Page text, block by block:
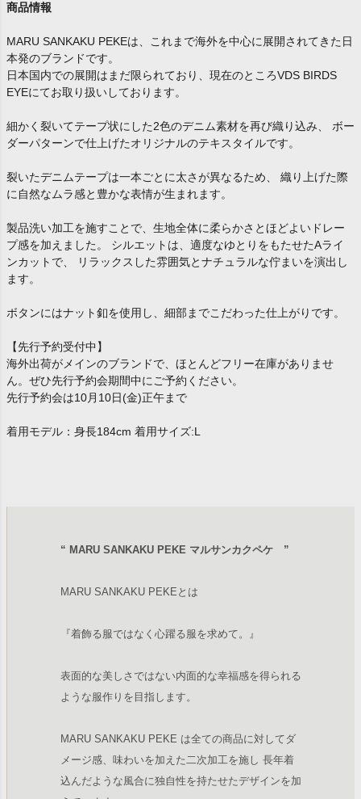
商品情報
MARU SANKAKU PEKEは、これまで海外を中心に展開されてきた日
本発のブランドです。
日本国内での展開はまだ限られており、現在のところVDS BIRDS
EYEにてお取り扱いしております。
細かく裂いてテープ状にした2色のデニム素材を再び織り込み、 ボー
ダーパターンで仕上げたオリジナルのテキスタイルです。
裂いたデニムテープは一本ごとに太さが異なるため、 織り上げた際
に自然なムラ感と豊かな表情が生まれます。
製品洗い加工を施すことで、生地全体に柔らかさとほどよいドレー
プ感を加えました。 シルエットは、適度なゆとりをもたせたAライ
ンカットで、 リラックスした雰囲気とナチュラルな佇まいを演出し
ます。
ボタンにはナット釦を使用し、細部までこだわった仕上がりです。
【先行予約受付中】
海外出荷がメインのブランドで、ほとんどフリー在庫がありませ
ん。ぜひ先行予約会期間中にご予約ください。
先行予約会は10月10日(金)正午まで
着用モデル：身長184cm 着用サイズ:L
“ MARU SANKAKU PEKE マルサンカクペケ ”
MARU SANKAKU PEKEとは
『着飾る服ではなく心躍る服を求めて。』
表面的な美しさではない内面的な幸福感を得られる
ような服作りを目指します。
MARU SANKAKU PEKE は全ての商品に対してダ
メージ感、味わいを加えた二次加工を施し 長年着
込んだような風合に独自性を持たせたデザインを加